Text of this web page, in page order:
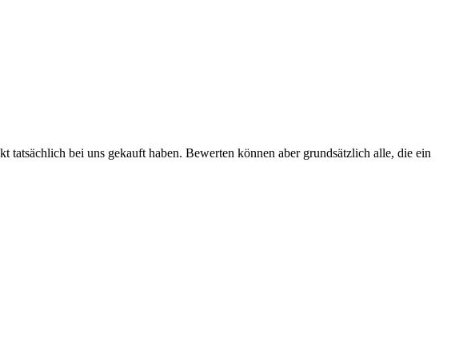
bei uns gekauft haben. Bewerten können aber grundsätzlich alle, die ein